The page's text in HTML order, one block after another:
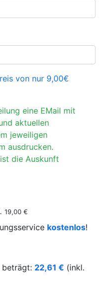
von nur 9,00€
eine EMail mit
aktuellen
jeweiligen
ausdrucken.
die Auskunft
19,00 €
kostenlos!
beträgt: 22,61 € (inkl.